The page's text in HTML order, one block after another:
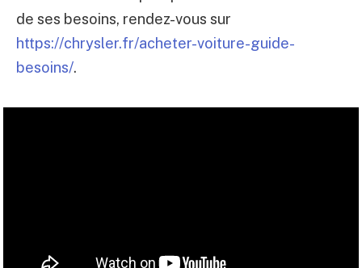
de ses besoins, rendez-vous sur
https://chrysler.fr/acheter-voiture-guide-
besoins/.